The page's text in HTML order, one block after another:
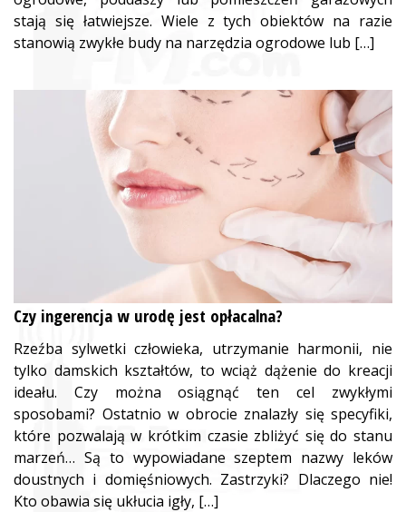
stają się łatwiejsze. Wiele z tych obiektów na razie
stanowią zwykłe budy na narzędzia ogrodowe lub […]
Czy ingerencja w urodę jest opłacalna?
Rzeźba sylwetki człowieka, utrzymanie harmonii, nie
tylko damskich kształtów, to wciąż dążenie do kreacji
ideału. Czy można osiągnąć ten cel zwykłymi
sposobami? Ostatnio w obrocie znalazły się specyfiki,
które pozwalają w krótkim czasie zbliżyć się do stanu
marzeń… Są to wypowiadane szeptem nazwy leków
doustnych i domięśniowych. Zastrzyki? Dlaczego nie!
Kto obawia się ukłucia igły, […]